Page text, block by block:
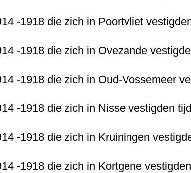
-1918 die zich in Poortvliet
-1918 die zich in Ovezande
-1918 die zich in Oud-Vossemeer
-1918 die zich in Nisse vestigden
-1918 die zich in Kruiningen
-1918 die zich in Kortgene